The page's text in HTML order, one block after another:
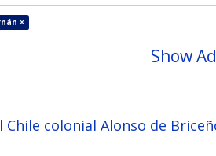
×
Show
colonial Alonso de